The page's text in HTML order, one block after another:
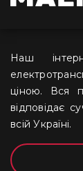
Наш
ціною. Вся
відповідає
всій Україні.